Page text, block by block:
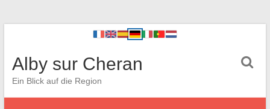
Alby sur Cheran
Ein Blick auf die Region